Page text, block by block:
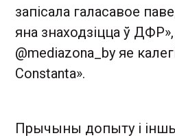
запісала галасавое
яна знаходзіцца ў
@mediazona_by яе
Constanta».
Прычыны допыту і